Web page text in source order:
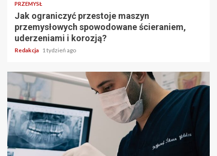
PRZEMYSŁ
Jak ograniczyć przestoje maszyn
przemysłowych spowodowane ścieraniem,
uderzeniami i korozją?
Redakcja 1 tydzień ago